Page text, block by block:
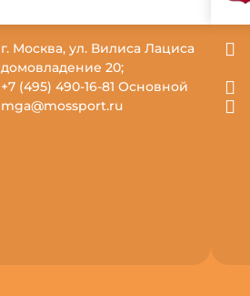
г. Москва, ул. Вилиса Лациса
домовладение 20;
+7 (495) 490-16-81 Основной
mga@mossport.ru